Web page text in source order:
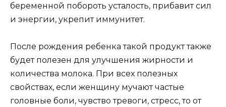
беременной побороть усталость, прибавит сил
и энергии, укрепит иммунитет.
После рождения ребенка такой продукт также
будет полезен для улучшения жирности и
количества молока. При всех полезных
свойствах, если женщину мучают частые
головные боли, чувство тревоги, стресс, то от